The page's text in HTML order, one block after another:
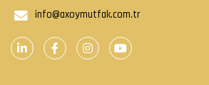
info@axoymutfak.com.tr